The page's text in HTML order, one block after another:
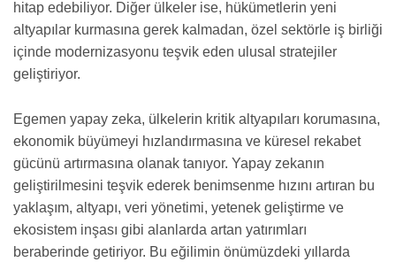
hitap edebiliyor. Diğer ülkeler ise, hükümetlerin yeni
altyapılar kurmasına gerek kalmadan, özel sektörle iş birliği
içinde modernizasyonu teşvik eden ulusal stratejiler
geliştiriyor.
Egemen yapay zeka, ülkelerin kritik altyapıları korumasına,
ekonomik büyümeyi hızlandırmasına ve küresel rekabet
gücünü artırmasına olanak tanıyor. Yapay zekanın
geliştirilmesini teşvik ederek benimsenme hızını artıran bu
yaklaşım, altyapı, veri yönetimi, yetenek geliştirme ve
ekosistem inşası gibi alanlarda artan yatırımları
beraberinde getiriyor. Bu eğilimin önümüzdeki yıllarda